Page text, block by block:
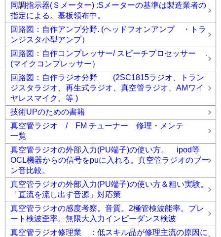
同調指示器(Ｓメーター) :Sメーターの基準は製造業者の
指定による。基板領布中。
回路図：自作アンプ分野. (ヘッドフオンアンプ ・トラ
ンジスタ小型アンプ）
回路図：自作コンプレッサー/ スピーチプロセッサー .
(マイクコンプレッサー）
回路図：自作ラジオ分野 (2SC1815ラジオ、トラン
ジスタラジオ、再生式ラジオ、真空管ラジオ、AMワイ
ヤレスマイク、等 )
技術UPのための書籍
真空管ラジオ / FM チューナー 修理・メンテ
一覧
真空管ラジオの外部入力(PU端子)の使い方。 ipod等
OCL機器からの信号をpuに入れる。真空管ラジオのブー
ン音比較。
真空管ラジオの外部入力(PU端子)の使い方＆粗い実験。
「直流を流し出す音源」対応策
真空管ラジオの感度考察。音質。2極管検波能率。プレ
ート検波歪率。無限大入力インピーダンス検波
真空管ラジオ修理業 ：低スキル品が修理主流の原因に